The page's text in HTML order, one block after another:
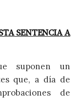
SENTENCIA A
suponen un
que, a día de
de